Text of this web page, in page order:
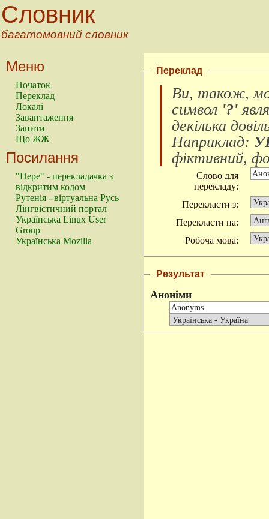
Словник
багатомовний словник
Меню
Початок
Переклад
Локалі
Завантаження
Запити
Що ЖЖ
Посилання
"Пере" - перекладачка з
відкритим кодом
Рутенія - віртуальна Русь
Лінгвістичний портал
Українська Linux User
Group
Українська Mozilla
Переклад
Ви, також,
символ '?'
декілька
Наприклад:
фіктивний,
Слово для
перекладу:
Перекласти з:
Перекласти на:
Робоча мова:
Результат
Аноніми